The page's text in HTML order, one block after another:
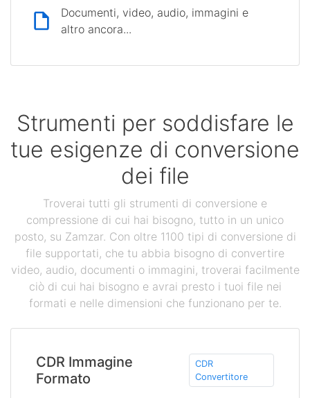
Documenti, video, audio, immagini e
altro ancora...
Strumenti per soddisfare le
tue esigenze di conversione
dei file
Troverai tutti gli strumenti di conversione e
compressione di cui hai bisogno, tutto in un unico
posto, su Zamzar. Con oltre 1100 tipi di conversione di
file supportati, che tu abbia bisogno di convertire
video, audio, documenti o immagini, troverai facilmente
ciò di cui hai bisogno e avrai presto i tuoi file nei
formati e nelle dimensioni che funzionano per te.
CDR Immagine
Formato
CDR
Convertitore